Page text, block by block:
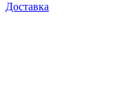
Доставка